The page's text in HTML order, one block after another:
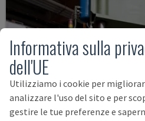
Informativa sulla
dell'UE
Utilizziamo i cookie per
analizzare l'uso del sito e per
gestire le tue preferenze e